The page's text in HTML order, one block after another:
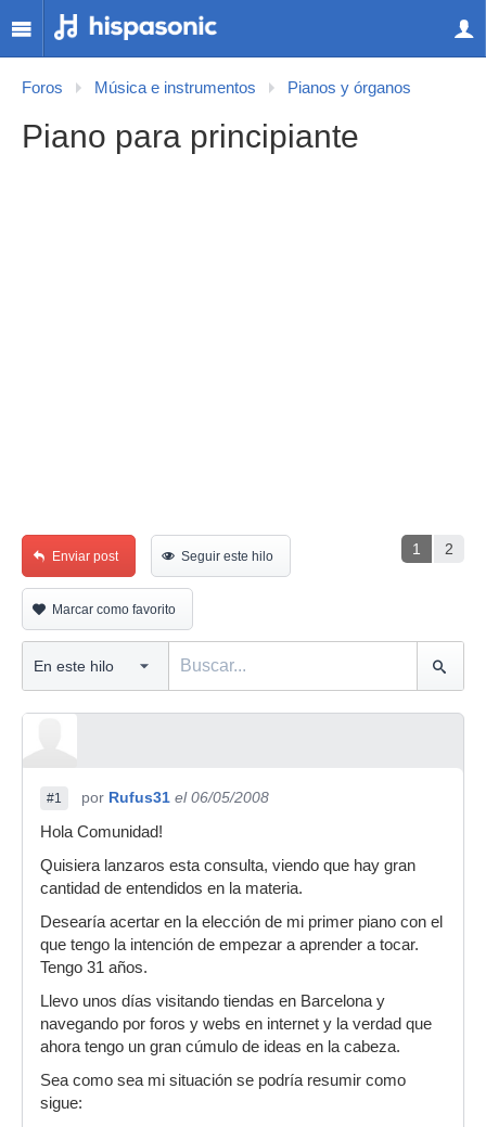
Foros Música e instrumentos Pianos y órganos
Piano para principiante
1 2
Enviar post Seguir este hilo
Marcar como favorito
#1 por Rufus31 el 06/05/2008
Hola Comunidad!
Quisiera lanzaros esta consulta, viendo que hay gran
cantidad de entendidos en la materia.
Desearía acertar en la elección de mi primer piano con el
que tengo la intención de empezar a aprender a tocar.
Tengo 31 años.
Llevo unos días visitando tiendas en Barcelona y
navegando por foros y webs en internet y la verdad que
ahora tengo un gran cúmulo de ideas en la cabeza.
Sea como sea mi situación se podría resumir como
sigue: